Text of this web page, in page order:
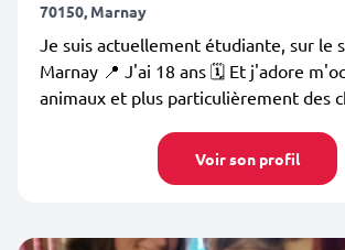
70150, Marnay
Je suis actuellement étudiante, sur le
Marnay 📍 J'ai 18 ans 🗓️ Et j'adore
animaux et plus particulièrement des
Voir son profil